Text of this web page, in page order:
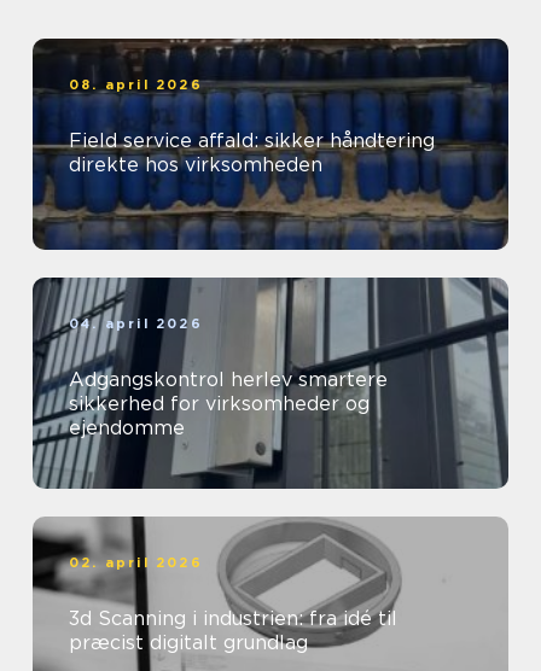
08. april 2026
Field service affald: sikker håndtering
direkte hos virksomheden
04. april 2026
Adgangskontrol herlev smartere
sikkerhed for virksomheder og
ejendomme
02. april 2026
3d Scanning i industrien: fra idé til
præcist digitalt grundlag